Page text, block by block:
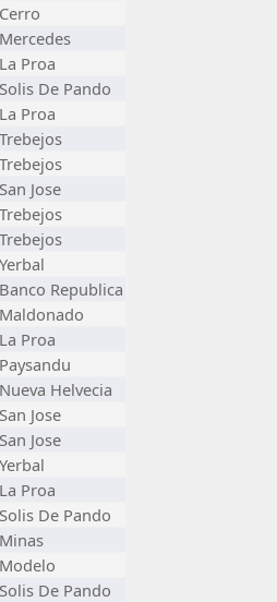
Cerro
Mercedes
La Proa
Solis De Pando
La Proa
Trebejos
Trebejos
San Jose
Trebejos
Trebejos
Yerbal
Banco Republica
Maldonado
La Proa
Paysandu
Nueva Helvecia
San Jose
San Jose
Yerbal
La Proa
Solis De Pando
Minas
Modelo
Solis De Pando